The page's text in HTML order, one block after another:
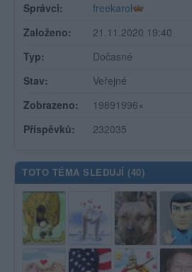
Správci:
freekarol
Založeno:
21.11.2020 19:40
Typ:
Dočasné
Stav:
Veřejné
Zobrazeno:
19891996×
Příspěvků:
232035
TOTO TÉMA SLEDUJÍ (40)